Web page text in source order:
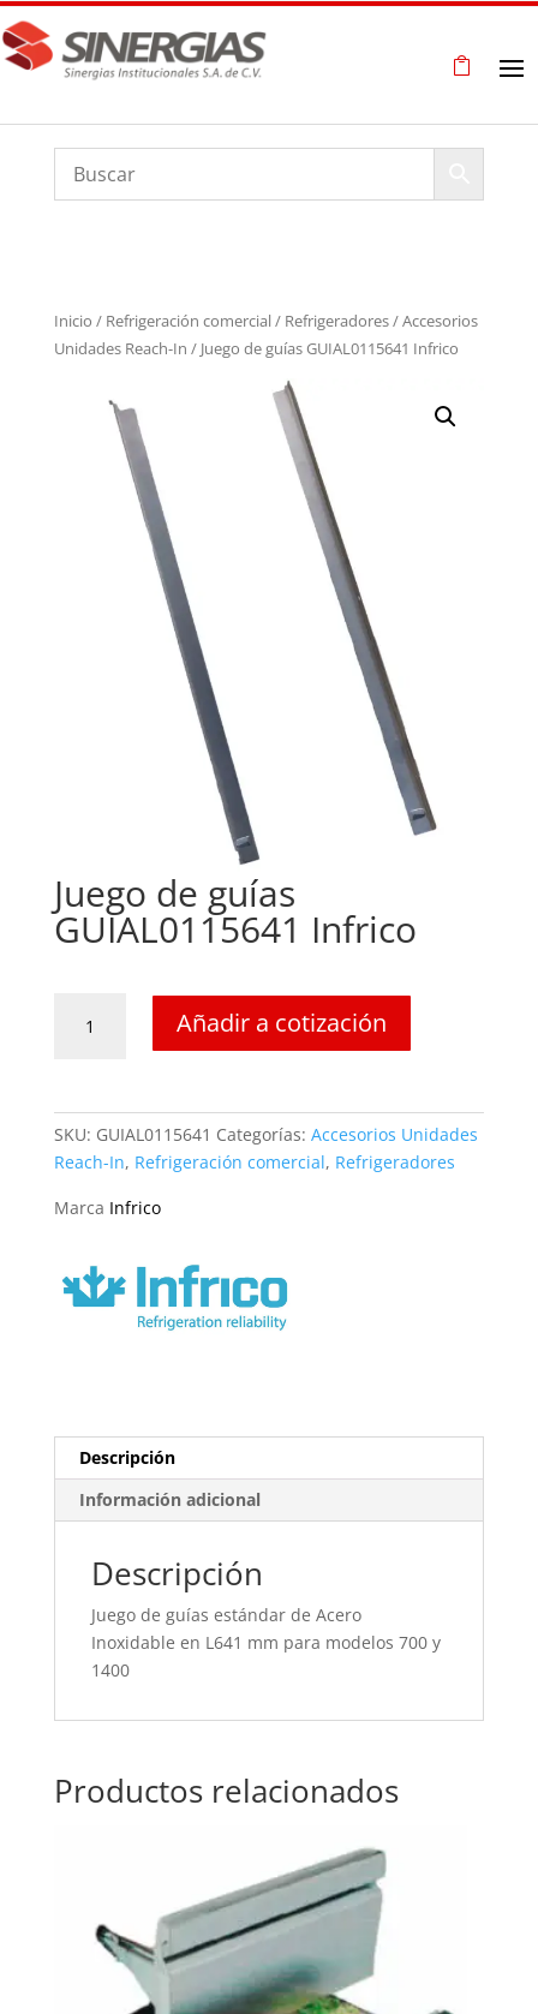
Inicio / Refrigeración comercial/ Refrigeradores/Accesorios
Unidades Reach-In / Juego de guías GUIAL0115641 Infrico
Juego de guías
GUIAL0115641 Infrico
Infrico
cantidad
Añadir a cotización
SKU: GUIAL0115641 Categorías: Accesorios Unidades
Reach-In, Refrigeración comercial, Refrigeradores
Marca Infrico
Descripción
Información adicional
Descripción
Juego de guías estándar de Acero
Inoxidable en L641 mm para modelos 700 y
1400
Productos relacionados